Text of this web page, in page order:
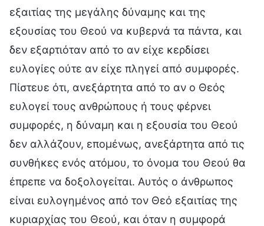
εξαιτίας της μεγάλης δύναμης και της
εξουσίας του Θεού να κυβερνά τα πάντα, και
δεν εξαρτιόταν από το αν είχε κερδίσει
ευλογίες ούτε αν είχε πληγεί από συμφορές.
Πίστευε ότι, ανεξάρτητα από το αν ο Θεός
ευλογεί τους ανθρώπους ή τους φέρνει
συμφορές, η δύναμη και η εξουσία του Θεού
δεν αλλάζουν, επομένως, ανεξάρτητα από τις
συνθήκες ενός ατόμου, το όνομα του Θεού θα
έπρεπε να δοξολογείται. Αυτός ο άνθρωπος
είναι ευλογημένος από τον Θεό εξαιτίας της
κυριαρχίας του Θεού, και όταν η συμφορά